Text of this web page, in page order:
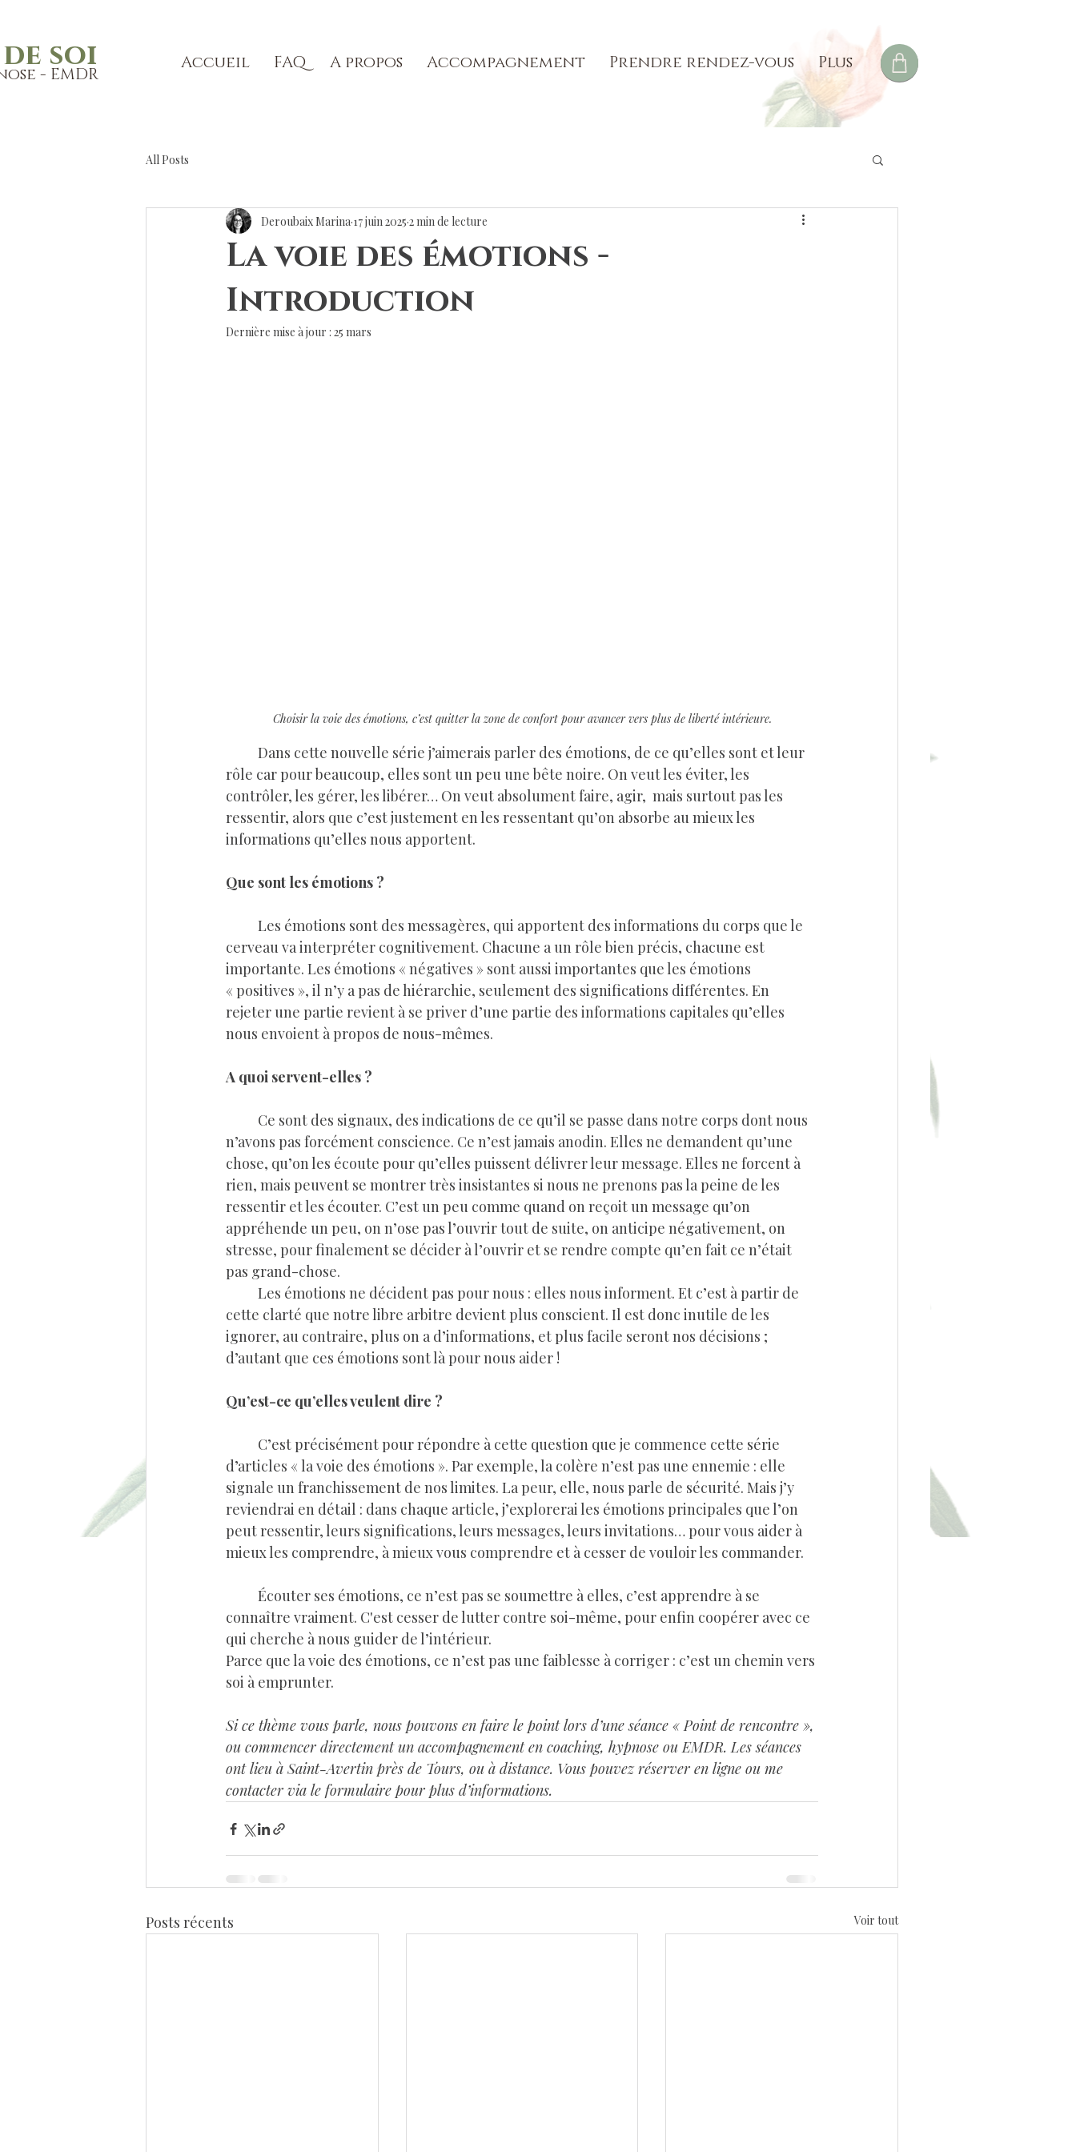
soi
- EMDR
Accueil FAQ A propos Accompagnement Prendre rendez-vous Plus
All Posts
La voie des émotions -
Introduction
Deroubaix Marina 17 juin 2025 2 min de lecture
Dernière mise à jour : 25 mars
Choisir la voie des émotions, c’est quitter la zone de confort pour avancer vers plus de liberté intérieure.
rôle car pour beaucoup, elles sont un peu une bête noire. On veut les éviter, les
contrôler, les gérer, les libérer… On veut absolument faire, agir,  mais surtout pas les
ressentir, alors que c’est justement en les ressentant qu’on absorbe au mieux les
informations qu’elles nous apportent.
Que sont les émotions ?
cerveau va interpréter cognitivement. Chacune a un rôle bien précis, chacune est
importante. Les émotions « négatives » sont aussi importantes que les émotions
« positives », il n’y a pas de hiérarchie, seulement des significations différentes. En
rejeter une partie revient à se priver d’une partie des informations capitales qu’elles
nous envoient à propos de nous-mêmes.
A quoi servent-elles ?
n’avons pas forcément conscience. Ce n’est jamais anodin. Elles ne demandent qu’une
chose, qu’on les écoute pour qu’elles puissent délivrer leur message. Elles ne forcent à
rien, mais peuvent se montrer très insistantes si nous ne prenons pas la peine de les
ressentir et les écouter. C’est un peu comme quand on reçoit un message qu’on
appréhende un peu, on n’ose pas l’ouvrir tout de suite, on anticipe négativement, on
stresse, pour finalement se décider à l’ouvrir et se rendre compte qu’en fait ce n’était
pas grand-chose.
cette clarté que notre libre arbitre devient plus conscient. Il est donc inutile de les
ignorer, au contraire, plus on a d’informations, et plus facile seront nos décisions ;
d’autant que ces émotions sont là pour nous aider !
Qu’est-ce qu’elles veulent dire ?
d’articles « la voie des émotions ». Par exemple, la colère n’est pas une ennemie : elle
signale un franchissement de nos limites. La peur, elle, nous parle de sécurité. Mais j’y
reviendrai en détail : dans chaque article, j’explorerai les émotions principales que l’on
peut ressentir, leurs significations, leurs messages, leurs invitations… pour vous aider à
mieux les comprendre, à mieux vous comprendre et à cesser de vouloir les commander.
connaître vraiment. C'est cesser de lutter contre soi-même, pour enfin coopérer avec ce
qui cherche à nous guider de l’intérieur.
Parce que la voie des émotions, ce n’est pas une faiblesse à corriger : c’est un chemin vers
soi à emprunter.
Si ce thème vous parle, nous pouvons en faire le point lors d’une séance « Point de rencontre »,
ou commencer directement un accompagnement en coaching, hypnose ou EMDR. Les séances
ont lieu à Saint-Avertin près de Tours, ou à distance. Vous pouvez réserver en ligne ou me
contacter via le formulaire pour plus d’informations.
Posts récents Voir tout